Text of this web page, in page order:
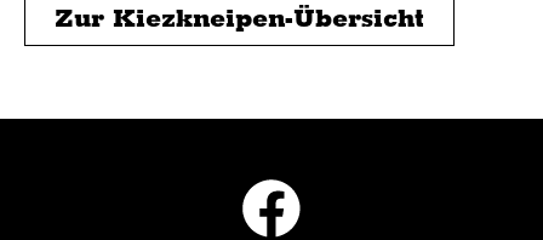
Zur Kiezkneipen-Übersicht